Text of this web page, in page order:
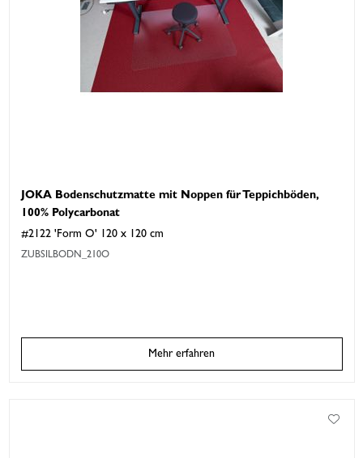
JOKA Bodenschutzmatte mit Noppen für Teppichböden,
100% Polycarbonat
#2122 'Form O' 120 x 120 cm
ZUBSILBODN_210O
Mehr erfahren